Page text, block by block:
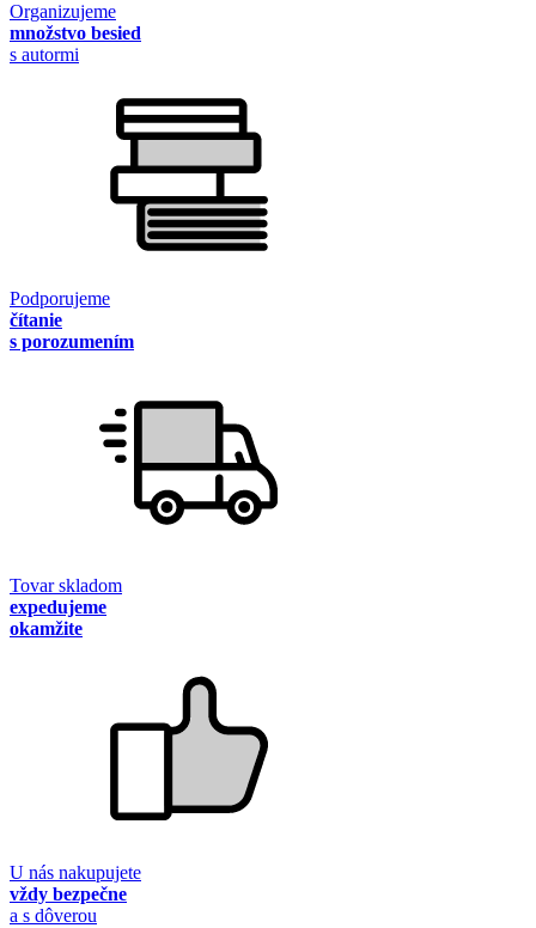
Organizujeme
množstvo besied
s autormi
Podporujeme
čítanie
s porozumením
Tovar skladom
expedujeme
okamžite
U nás nakupujete
vždy bezpečne
a s dôverou